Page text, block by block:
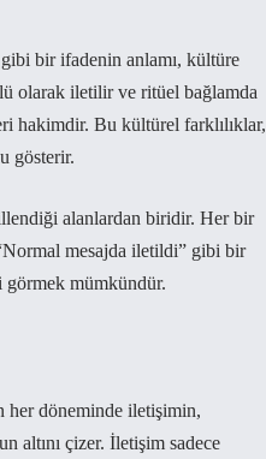
bir ifadenin anlamı, kültüre
olarak iletilir ve ritüel bağlamda
hakimdir. Bu kültürel farklılıklar,
gösterir.
alanlardan biridir. Her bir
mesajda iletildi” gibi bir
mümkündür.
her döneminde iletişimin,
altını çizer. İletişim sadece